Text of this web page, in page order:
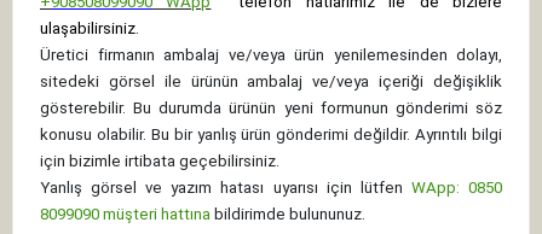
ulaşabilirsiniz.
Üretici firmanın ambalaj ve/veya ürün yenilemesinden dolayı,
sitedeki görsel ile ürünün ambalaj ve/veya içeriği değişiklik
gösterebilir. Bu durumda ürünün yeni formunun gönderimi söz
konusu olabilir. Bu bir yanlış ürün gönderimi değildir. Ayrıntılı bilgi
için bizimle irtibata geçebilirsiniz.
Yanlış görsel ve yazım hatası uyarısı için lütfen WApp: 0850
8099090 müşteri hattına bildirimde bulununuz.